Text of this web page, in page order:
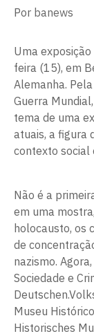
Por banews
Uma
feira (15), em
Alemanha.
Guerra
tema de uma
atuais, a figura
contexto social
Não é a
em uma
holocausto, os
de
nazismo.
Sociedade e
Museu
Historisches